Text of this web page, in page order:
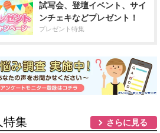
試写会、登壇イベント、サイ
ンチェキなどプレゼント！
プレゼント特集
特集 さらに見る